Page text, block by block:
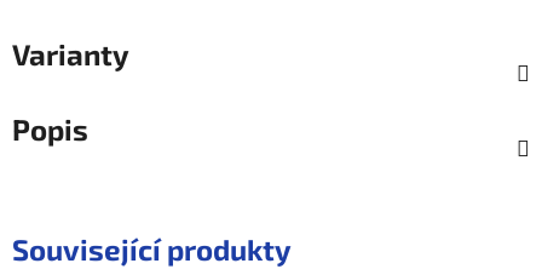
Varianty
Popis
Související produkty